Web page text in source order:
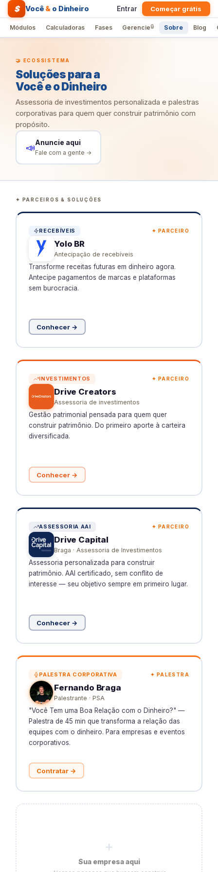
$ Você & o Dinheiro Entrar Começar grátis
Módulos Calculadoras Fases Gerencie🔒 Sobre Blog
🤝 ECOSSISTEMA
Soluções para a
Você e o Dinheiro
Assessoria de investimentos personalizada e palestras
corporativas para quem quer construir patrimônio com
propósito.
📣Anuncie aqui
Fale com a gente →
✦ PARCEIROS & SOLUÇÕES
RECEBÍVEIS ✦ PARCEIRO
Yolo BR
Antecipação de recebíveis
Transforme receitas futuras em dinheiro agora.
Antecipe pagamentos de marcas e plataformas
sem burocracia.
Conhecer →
INVESTIMENTOS ✦ PARCEIRO
Drive Creators
Assessoria de investimentos
Gestão patrimonial pensada para quem quer
construir patrimônio. Do primeiro aporte à carteira
diversificada.
Conhecer →
ASSESSORIA AAI ✦ PARCEIRO
Drive Capital
Braga · Assessoria de Investimentos
Assessoria personalizada para construir
patrimônio. AAI certificado, sem conflito de
interesse — seu objetivo sempre em primeiro lugar.
Conhecer →
PALESTRA CORPORATIVA ✦ PALESTRA
Fernando Braga
Palestrante · PSA
"Você Tem uma Boa Relação com o Dinheiro?" —
Palestra de 45 min que transforma a relação das
equipes com o dinheiro. Para empresas e eventos
corporativos.
Contratar →
+
Sua empresa aqui